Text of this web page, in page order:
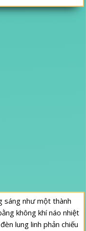
sáng như một thành
không khí náo nhiệt
lung linh phản chiếu